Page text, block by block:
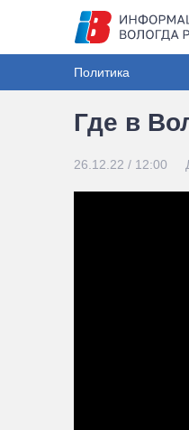
Политика
Где в
26.12.22 / 12:00